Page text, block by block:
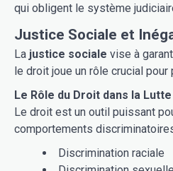
qui obligent le système
Justice Sociale et
La justice sociale vise à garantir
le droit joue un rôle crucial
Le Rôle du Droit dans la
Le droit est un outil puissant
Discrimination raciale